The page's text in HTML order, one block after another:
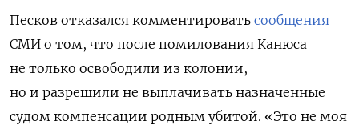
Песков отказался комментировать сообщения
СМИ о том, что после помилования Канюса
не только освободили из колонии,
но и разрешили не выплачивать назначенные
судом компенсации родным убитой. «Это не моя